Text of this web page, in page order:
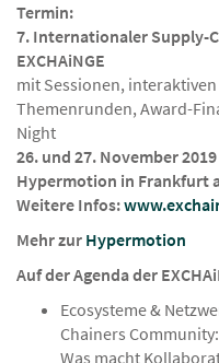
Termin:
7. Internationaler Supply-
EXCHAiNGE
mit Sessionen,
Themenrunden, Award-
Night
26. und 27. November
Hypermotion in Frankfurt
Weitere Infos:
Mehr zur Hypermotion
Auf der Agenda der
Ecosysteme &
Chainers Community:
Was macht